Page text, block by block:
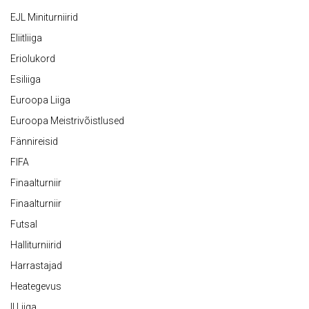
EJL Miniturniirid
Eliitliiga
Eriolukord
Esiliiga
Euroopa Liiga
Euroopa Meistrivõistlused
Fännireisid
FIFA
Finaalturniir
Finaalturniir
Futsal
Halliturniirid
Harrastajad
Heategevus